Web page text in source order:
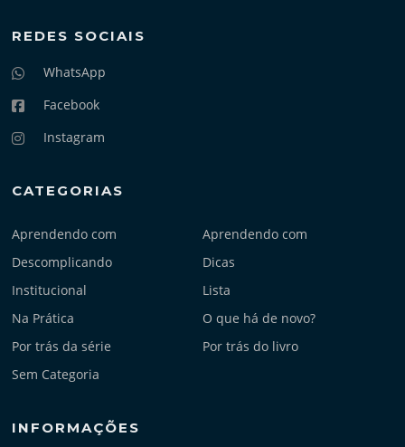
REDES SOCIAIS
WhatsApp
Facebook
Instagram
CATEGORIAS
Aprendendo com
Aprendendo com
Descomplicando
Dicas
Institucional
Lista
Na Prática
O que há de novo?
Por trás da série
Por trás do livro
Sem Categoria
INFORMAÇÕES